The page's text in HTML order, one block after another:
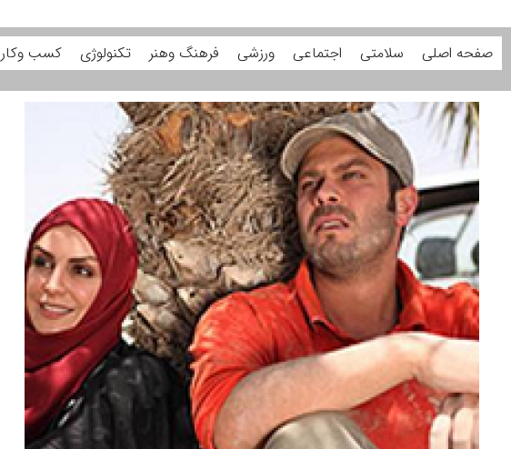
صفحه اصلی سلامتی اجتماعی ورزشی فرهنگ وهنر تکنولوژی کسب وکار